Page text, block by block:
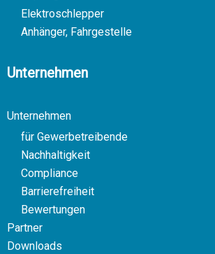
Elektroschlepper
Anhänger, Fahrgestelle
Unternehmen
Unternehmen
für Gewerbetreibende
Nachhaltigkeit
Compliance
Barrierefreiheit
Bewertungen
Partner
Downloads